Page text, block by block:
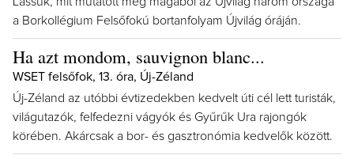
a Borkollégium Felsőfokú bortanfolyam Újvilág óráján.
Ha azt mondom, sauvignon blanc...
WSET felsőfok, 13. óra, Új-Zéland
Új-Zéland az utóbbi évtizedekben kedvelt úti cél lett turisták,
világutazók, felfedezni vágyók és Gyűrűk Ura rajongók
körében. Akárcsak a bor- és gasztronómia kedvelők között.